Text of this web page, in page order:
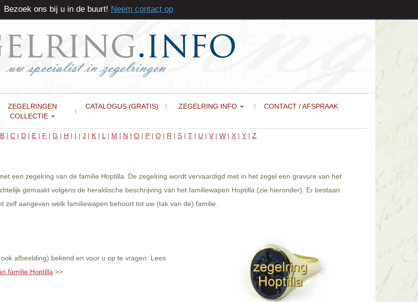
ZEGELRINGEN
COLLECTIE
CATALOGUS (GRATIS) ZEGELRING INFO CONTACT / AFSPRAAK
B | C | D | E | F | G | H | I | J | K | L | M | N | O | P | Q | R | S | T | U | V | W | X | Y | Z
een zegelring van de familie Hoptilla. De zegelring wordt vervaardigd met in het zegel een gravure van het
gemaakt volgens de heraldische beschrijving van het familiewapen Hoptilla (zie hieronder). Er bestaan
aangeven welk familiewapen behoort tot uw (tak van de) familie.
afbeelding) bekend en voor u op te vragen. Lees
familie Hoptilla >>
Bezoek ons bij u in de buurt! Neem contact op